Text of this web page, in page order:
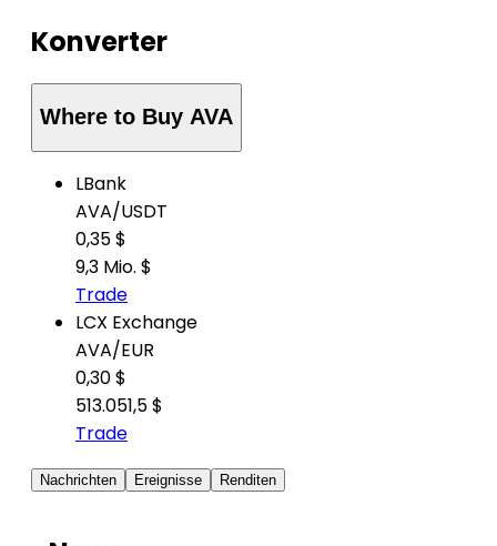
Konverter
Where to Buy AVA
LBank
AVA/USDT
0,35 $
9,3 Mio. $
Trade
LCX Exchange
AVA/EUR
0,30 $
513.051,5 $
Trade
Nachrichten Ereignisse Renditen